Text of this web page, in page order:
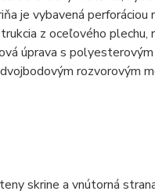
je vybavená
z oceľového
úprava s
rozvorovým
skrine a vnútorná